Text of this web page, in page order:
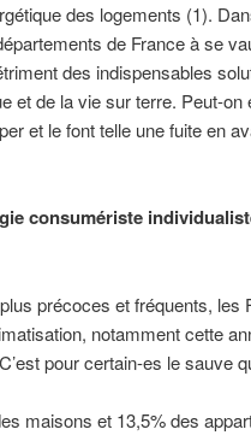
des logements (1).
de France à se
des indispensables
et de la vie sur terre. Peut-on
et le font telle une fuite en
consumériste
précoces et fréquents, les
notamment cette
pour certain-es le sauve
maisons et 13,5% des